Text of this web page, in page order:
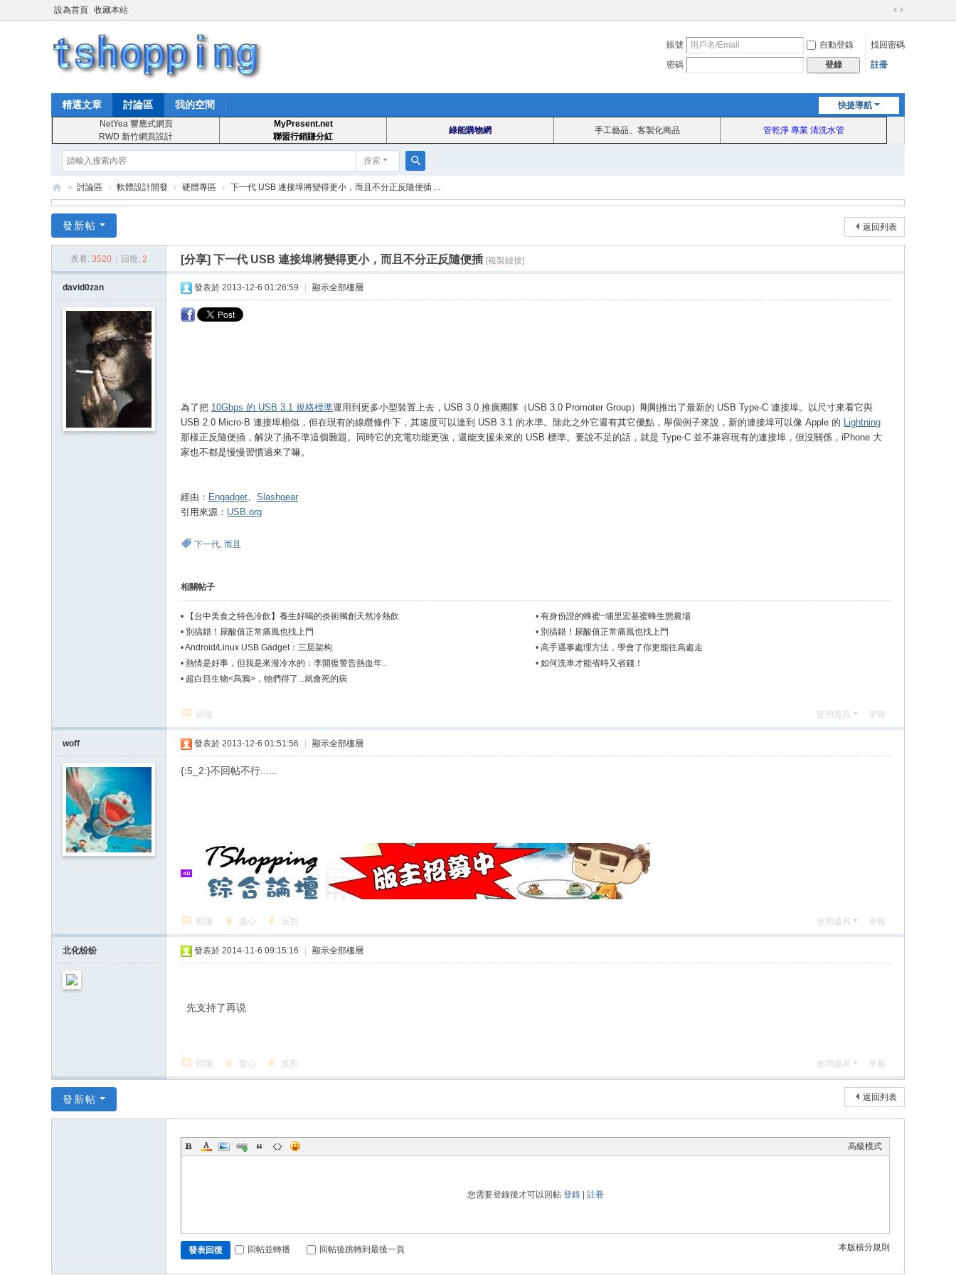
設為首頁 收藏本站
切
到
賬號 自動登錄
找回密碼
密碼
登錄 註冊
快捷導航
精選文章 討論區 我的空間
NetYea 響應式網頁
RWD 新竹網頁設計
MyPresent.net
聯盟行銷賺分紅
綠能購物網 手工藝品、客製化商品 管乾淨 專業 清洗水管
搜索
搜
索
T
ho
pp
» 討論區 › 軟體設計開發 › 硬體專區 › 下一代 USB 連接埠將變得更小，而且不分正反隨便插 ...
返回列表
發新帖
查看: 3520 回復: 2 [分享] 下一代 USB 連接埠將變得更小，而且不分正反隨便插 [複製鏈接]
david0zan 發表於 2013-12-6 01:26:59 顯示全部樓層
為了把 10Gbps 的 USB 3.1 規格標準運用到更多小型裝置上去，USB 3.0 推廣團隊（USB 3.0 Promoter Group）剛剛推出了最新的 USB Type-C 連接埠。以尺寸來看它與
USB 2.0 Micro-B 連接埠相似，但在現有的線纜條件下，其速度可以達到 USB 3.1 的水準。除此之外它還有其它優點，舉個例子來說，新的連接埠可以像 Apple 的 Lightning
那樣正反隨便插，解決了插不準這個難題。同時它的充電功能更強，還能支援未來的 USB 標準。要說不足的話，就是 Type-C 並不兼容現有的連接埠，但沒關係，iPhone 大
家也不都是慢慢習慣過來了嘛。
經由： Engadget、 Slashgear
引用來源： USB.org
下一代, 而且
相關帖子
• 【台中美食之特色冷飲】養生好喝的炎術獨創天然冷熱飲 • 有身份證的蜂蜜~埔里宏基蜜蜂生態農場
• 別搞錯！尿酸值正常痛風也找上門 • 別搞錯！尿酸值正常痛風也找上門
•Android/Linux USB Gadget：三层架构 • 高手遇事處理方法，學會了你更能往高處走
• 熱情是好事，但我是來潑冷水的：李開復警告熱血年.. • 如何洗車才能省時又省錢！
• 超白目生物<烏鴉>，牠們得了...就會死的病
回復 使用道具 舉報
woff 發表於 2013-12-6 01:51:56 顯示全部樓層
{:5_2:}不回帖不行......
回復 愛心 反對 使用道具 舉報
北化纷纷 發表於 2014-11-6 09:15:16 顯示全部樓層
先支持了再说
回復 愛心 反對 使用道具 舉報
返回列表
發新帖
高級模式
您需要登錄後才可以回帖 登錄| 註冊
本版積分規則
發表回復 回帖並轉播 回帖後跳轉到最後一頁